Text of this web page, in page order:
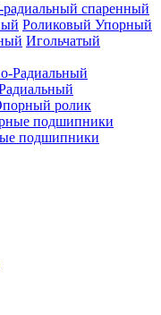
спаренный
Роликовый Упорный
Игольчатый
ролик
подшипники